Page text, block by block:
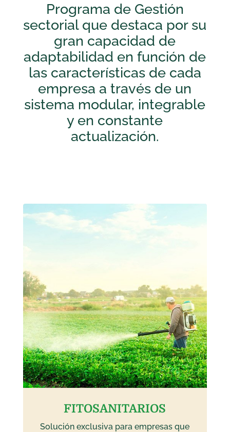
Programa de Gestión
sectorial que destaca por su
gran capacidad de
adaptabilidad en función de
las características de cada
empresa a través de un
sistema modular, integrable
y en constante
actualización.
FITOSANITARIOS
Solución exclusiva para empresas que